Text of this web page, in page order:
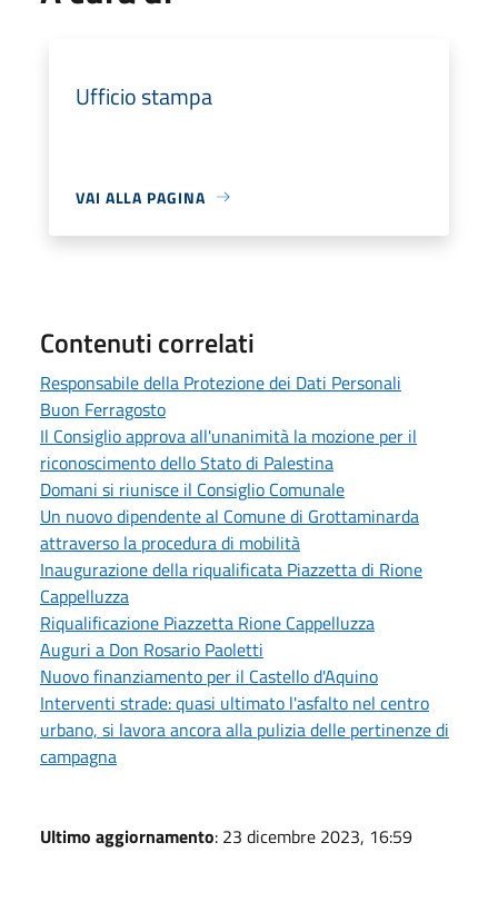
Ufficio stampa
VAI ALLA PAGINA
Contenuti correlati
Responsabile della Protezione dei Dati Personali
Buon Ferragosto
Il Consiglio approva all'unanimità la mozione per il
riconoscimento dello Stato di Palestina
Domani si riunisce il Consiglio Comunale
Un nuovo dipendente al Comune di Grottaminarda
attraverso la procedura di mobilità
Inaugurazione della riqualificata Piazzetta di Rione
Cappelluzza
Riqualificazione Piazzetta Rione Cappelluzza
Auguri a Don Rosario Paoletti
Nuovo finanziamento per il Castello d'Aquino
Interventi strade: quasi ultimato l'asfalto nel centro
urbano, si lavora ancora alla pulizia delle pertinenze di
campagna
Ultimo aggiornamento: 23 dicembre 2023, 16:59